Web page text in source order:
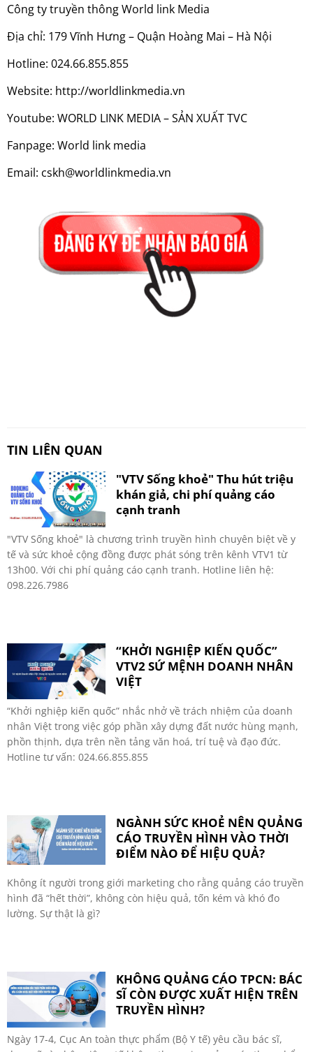
Công ty truyền thông World link Media
Địa chỉ: 179 Vĩnh Hưng – Quận Hoàng Mai – Hà Nội
Hotline: 024.66.855.855
Website: http://worldlinkmedia.vn
Youtube: WORLD LINK MEDIA – SẢN XUẤT TVC
Fanpage: World link media
Email: cskh@worldlinkmedia.vn
TIN LIÊN QUAN
"VTV Sống khoẻ" Thu hút triệu
khán giả, chi phí quảng cáo
cạnh tranh
"VTV Sống khoẻ" là chương trình truyền hình chuyên biệt về y
tế và sức khoẻ cộng đồng được phát sóng trên kênh VTV1 từ
13h00. Với chi phí quảng cáo cạnh tranh. Hotline liên hệ:
098.226.7986
“KHỞI NGHIỆP KIẾN QUỐC”
VTV2 SỨ MỆNH DOANH NHÂN
VIỆT
“Khởi nghiệp kiến quốc” nhắc nhở về trách nhiệm của doanh
nhân Việt trong việc góp phần xây dựng đất nước hùng mạnh,
phồn thịnh, dựa trên nền tảng văn hoá, trí tuệ và đạo đức.
Hotline tư vấn: 024.66.855.855
NGÀNH SỨC KHOẺ NÊN QUẢNG
CÁO TRUYỀN HÌNH VÀO THỜI
ĐIỂM NÀO ĐỂ HIỆU QUẢ?
Không ít người trong giới marketing cho rằng quảng cáo truyền
hình đã “hết thời”, không còn hiệu quả, tốn kém và khó đo
lường. Sự thật là gì?
KHÔNG QUẢNG CÁO TPCN: BÁC
SĨ CÒN ĐƯỢC XUẤT HIỆN TRÊN
TRUYỀN HÌNH?
Ngày 17-4, Cục An toàn thực phẩm (Bộ Y tế) yêu cầu bác sĩ,